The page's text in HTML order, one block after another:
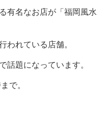
有名なお店が「福岡風水
われている店舗。
話題になっています。
で。